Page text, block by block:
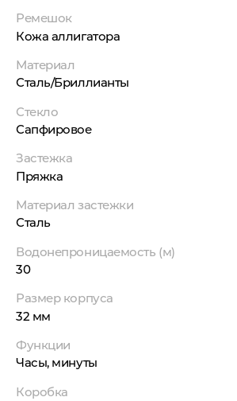
Ремешок
Кожа аллигатора
Материал
Сталь/Бриллианты
Стекло
Сапфировое
Застежка
Пряжка
Материал застежки
Сталь
Водонепроницаемость (м)
30
Размер корпуса
32 мм
Функции
Часы, минуты
Коробка